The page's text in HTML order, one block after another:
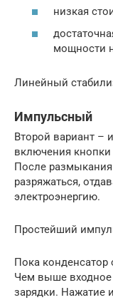
низкая
мощности
Линейный
Импульсный
Второй вариант –
включения
После
разряжаться,
электроэнергию.
Простейший
Пока конденсатор
Чем выше
зарядки. Нажатие